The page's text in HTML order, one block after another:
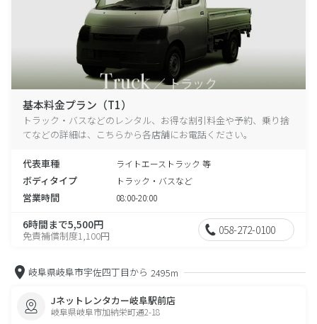
基本料金プラン（T1）
トラック・バスなどのレンタル、お得な割引料金や予約、乗り捨
てなどの詳細は、こちらから各店舗にお電話ください。
代表車種 ライトエーストラック 等
ボディタイプ トラック・バスなど
営業時間 08:00-20:00
6時間まで5,500円
免責補償制度1,100円 058-272-0100
岐阜県岐阜市宇佐四丁目から 2495m
Jネットレンタカー岐阜駅前店
岐阜県岐阜市加納栄町通2-18